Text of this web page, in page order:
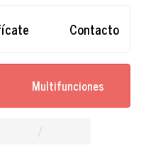
Contacto
Multifunciones